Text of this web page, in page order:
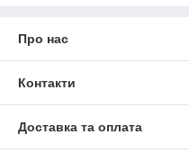
Про нас
Контакти
Доставка та оплата